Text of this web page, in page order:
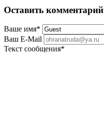
Оставить комментарий
Ваше имя*
Ваш E-Mail
Текст сообщения*